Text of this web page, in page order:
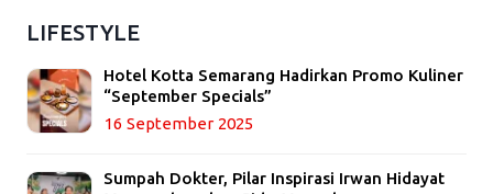
LIFESTYLE
Hotel Kotta Semarang Hadirkan Promo Kuliner
“September Specials”
16 September 2025
Sumpah Dokter, Pilar Inspirasi Irwan Hidayat